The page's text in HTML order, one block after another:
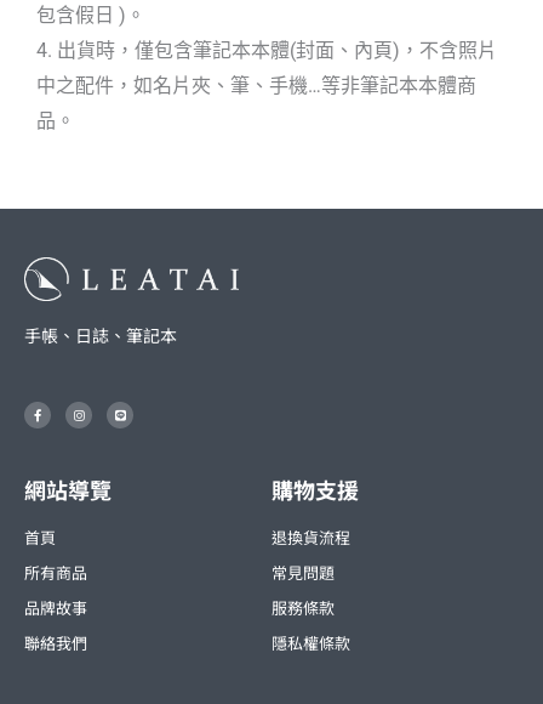
包含假日 )。
4. 出貨時，僅包含筆記本本體(封面、內頁)，不含照片
中之配件，如名片夾、筆、手機…等非筆記本本體商
品。
手帳、日誌、筆記本
F
a
c
k
-
I
n
s
r
a
m
L
i
n
網站導覽
首頁
所有商品
品牌故事
聯絡我們
購物支援
退換貨流程
常見問題
服務條款
隱私權條款